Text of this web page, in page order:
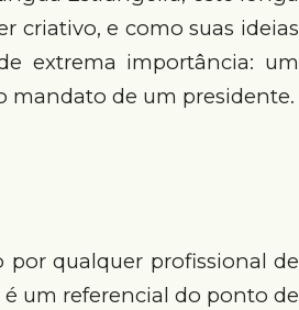
criativo, e como suas ideias
extrema importância: um
mandato de um presidente.
por qualquer profissional de
um referencial do ponto de